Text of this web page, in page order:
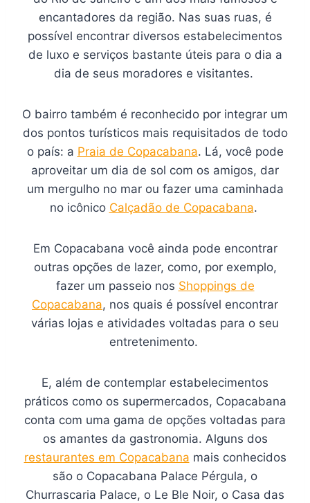
encantadores da região. Nas suas ruas, é
possível encontrar diversos estabelecimentos
de luxo e serviços bastante úteis para o dia a
dia de seus moradores e visitantes.
O bairro também é reconhecido por integrar um
dos pontos turísticos mais requisitados de todo
o país: a Praia de Copacabana. Lá, você pode
aproveitar um dia de sol com os amigos, dar
um mergulho no mar ou fazer uma caminhada
no icônico Calçadão de Copacabana.
Em Copacabana você ainda pode encontrar
outras opções de lazer, como, por exemplo,
fazer um passeio nos Shoppings de
Copacabana, nos quais é possível encontrar
várias lojas e atividades voltadas para o seu
entretenimento.
E, além de contemplar estabelecimentos
práticos como os supermercados, Copacabana
conta com uma gama de opções voltadas para
os amantes da gastronomia. Alguns dos
restaurantes em Copacabana mais conhecidos
são o Copacabana Palace Pérgula, o
Churrascaria Palace, o Le Ble Noir, o Casa das